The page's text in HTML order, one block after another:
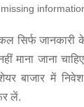
सिर्फ
माना जाना
बाजार में
लें.